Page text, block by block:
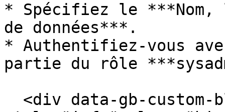
* Spécifiez le
de données***.
* Authentifiez-vous
partie du rôle